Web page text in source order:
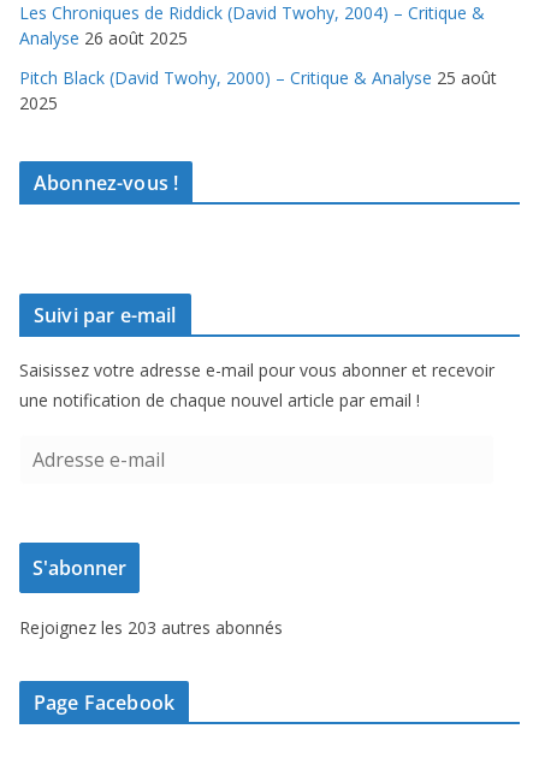
Les Chroniques de Riddick (David Twohy, 2004) – Critique &
Analyse 26 août 2025
Pitch Black (David Twohy, 2000) – Critique & Analyse 25 août
2025
Abonnez-vous !
Suivi par e-mail
Saisissez votre adresse e-mail pour vous abonner et recevoir
une notification de chaque nouvel article par email !
e
s
e
-
m
S'abonner
Rejoignez les 203 autres abonnés
Page Facebook